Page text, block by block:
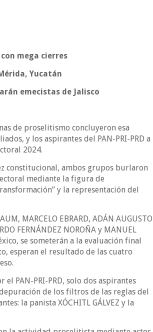
mega cierres
Yucatán
emecistas de Jalisco
de proselitismo concluyeron esa
y los aspirantes del PAN-PRI-PRD a
2024.
constitucional, ambos grupos burlaron
mediante la figura de
y la representación del
MARCELO EBRARD, ADÁN AUGUSTO
FERNÁNDEZ NOROÑA y MANUEL
se someterán a la evaluación final
esperan el resultado de las cuatro
PAN-PRI-PRD, solo dos aspirantes
de los filtros de las reglas del
la panista XÓCHITL GÁLVEZ y la